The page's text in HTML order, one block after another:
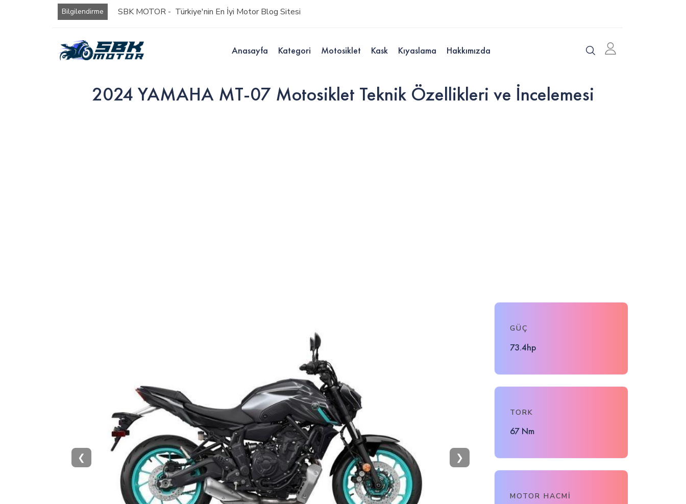
Bilgilendirme SBK MOTOR - Türkiye'nin En İyi Motor Blog Sitesi
Anasayfa Kategori Motosiklet Kask Kıyaslama Hakkımızda
2024 YAMAHA MT-07 Motosiklet Teknik Özellikleri ve İncelemesi
❮ ❯
GÜÇ
73.4hp
TORK
67 Nm
MOTOR HACMI